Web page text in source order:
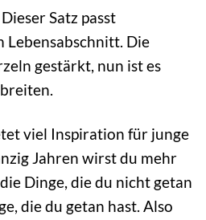
Satz passt
Lebensabschnitt. Die
gestärkt, nun ist es
viel Inspiration für junge
Jahren wirst du mehr
Dinge, die du nicht getan
die du getan hast. Also